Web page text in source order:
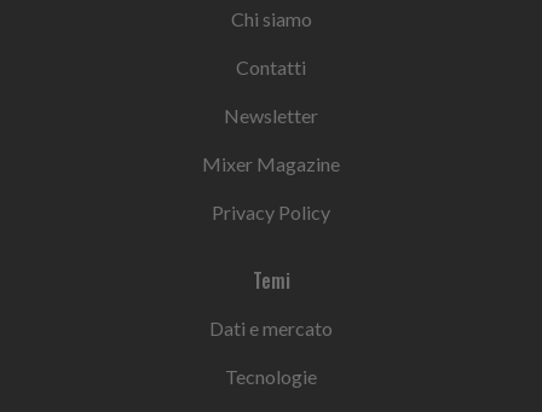
Chi siamo
Contatti
Newsletter
Mixer Magazine
Privacy Policy
Temi
Dati e mercato
Tecnologie